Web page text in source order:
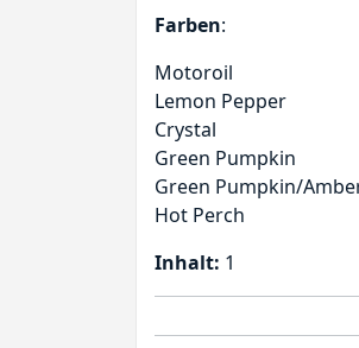
Farben:
Motoroil
Lemon Pepper
Crystal
Green Pumpkin
Green Pumpkin/
Hot Perch
Inhalt: 1